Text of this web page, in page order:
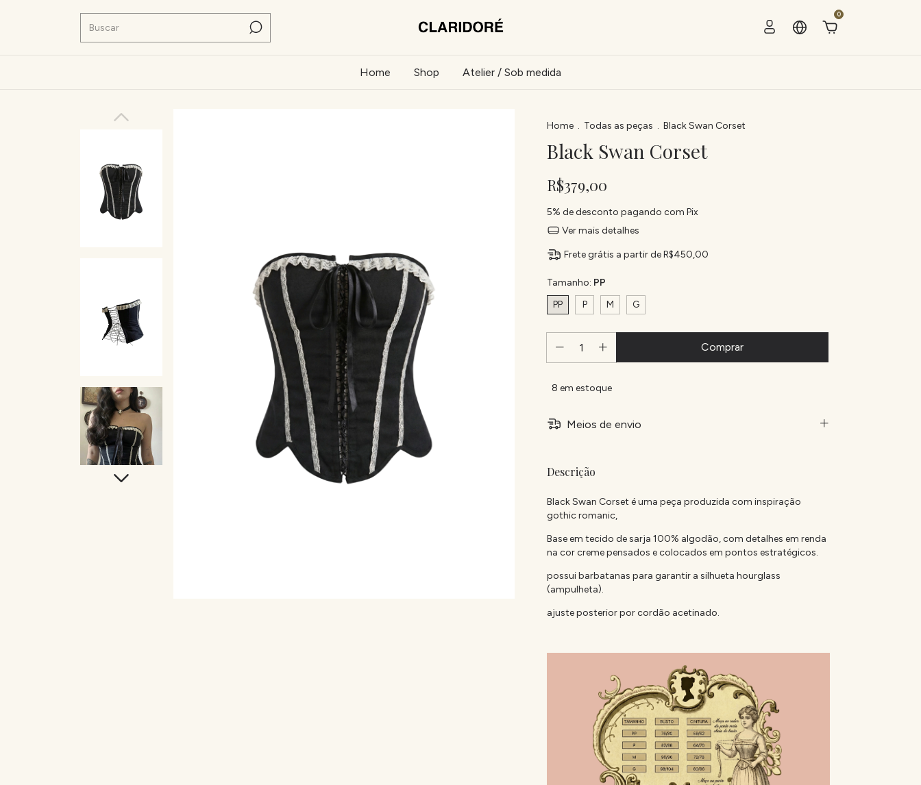
0
Home Shop Atelier / Sob medida
Home . Todas as peças . Black Swan Corset
Black Swan Corset
R$379,00
5% de desconto pagando com Pix
Ver mais detalhes
Frete grátis a partir deR$450,00
Tamanho: PP
PP
P M G
8 em estoque
Meios de envio
Descrição
Black Swan Corset é uma peça produzida com inspiração
gothic romanic,
Base em tecido de sarja 100% algodão, com detalhes em renda
na cor creme pensados e colocados em pontos estratégicos.
possui barbatanas para garantir a silhueta hourglass
(ampulheta).
ajuste posterior por cordão acetinado.